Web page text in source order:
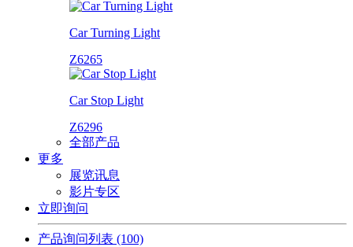
Car Turning Light
Z6265
Car Stop Light
Z6296
全部产品
更多
展览讯息
影片专区
立即询问
产品询问列表 (100)